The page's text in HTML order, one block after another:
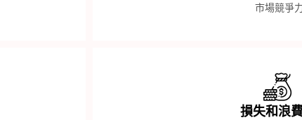
市場競爭
損失和浪